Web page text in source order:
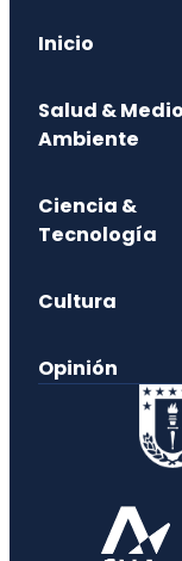
Inicio
Salud & Medio
Ambiente
Ciencia &
Tecnología
Cultura
Opinión